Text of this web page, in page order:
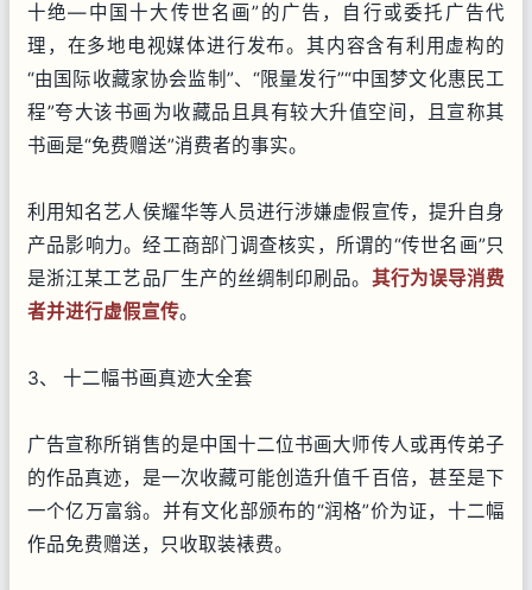
十绝—中国十大传世名画”的广告，自行或委托广告代
理，在多地电视媒体进行发布。其内容含有利用虚构的
“由国际收藏家协会监制”、“限量发行”“中国梦文化惠民工
程”夸大该书画为收藏品且具有较大升值空间，且宣称其
书画是“免费赠送”消费者的事实。
利用知名艺人侯耀华等人员进行涉嫌虚假宣传，提升自身
产品影响力。经工商部门调查核实，所谓的“传世名画”只
是浙江某工艺品厂生产的丝绸制印刷品。 其行为误导消费
者并进行虚假宣传。
3、 十二幅书画真迹大全套
广告宣称所销售的是中国十二位书画大师传人或再传弟子
的作品真迹，是一次收藏可能创造升值千百倍，甚至是下
一个亿万富翁。并有文化部颁布的“润格”价为证，十二幅
作品免费赠送，只收取装裱费。